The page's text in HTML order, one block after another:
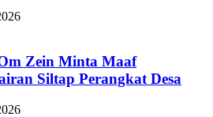
Zein Minta Maaf
Siltap Perangkat Desa